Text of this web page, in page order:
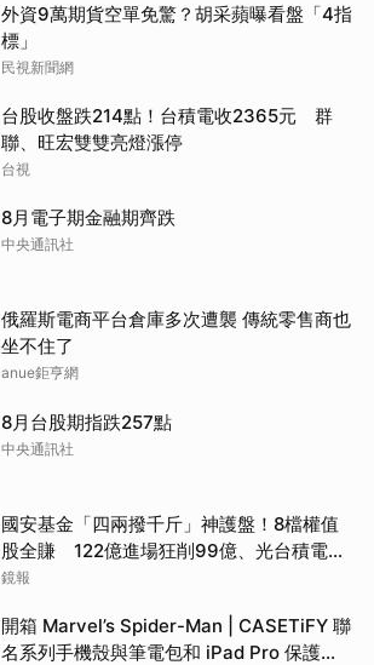
外資9萬期貨空單免驚？胡采蘋曝看盤「4指
標」
民視新聞網
台股收盤跌214點！台積電收2365元 群
聯、旺宏雙雙亮燈漲停
台視
8月電子期金融期齊跌
中央通訊社
俄羅斯電商平台倉庫多次遭襲 傳統零售商也
坐不住了
anue鉅亨網
8月台股期指跌257點
中央通訊社
國安基金「四兩撥千斤」神護盤！8檔權值
股全賺 122億進場狂削99億、光台積電就
賺77億
鏡報
開箱 Marvel’s Spider-Man | CASETiFY 聯
名系列手機殼與筆電包和 iPad Pro 保護